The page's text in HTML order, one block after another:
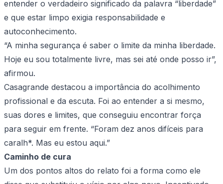
entender o verdadeiro significado da palavra “liberdade”
e que estar limpo exigia responsabilidade e
autoconhecimento.
“A minha segurança é saber o limite da minha liberdade.
Hoje eu sou totalmente livre, mas sei até onde posso ir”,
afirmou.
Casagrande destacou a importância do acolhimento
profissional e da escuta. Foi ao entender a si mesmo,
suas dores e limites, que conseguiu encontrar força
para seguir em frente. “Foram dez anos difíceis para
caralh*. Mas eu estou aqui.”
Caminho de cura
Um dos pontos altos do relato foi a forma como ele